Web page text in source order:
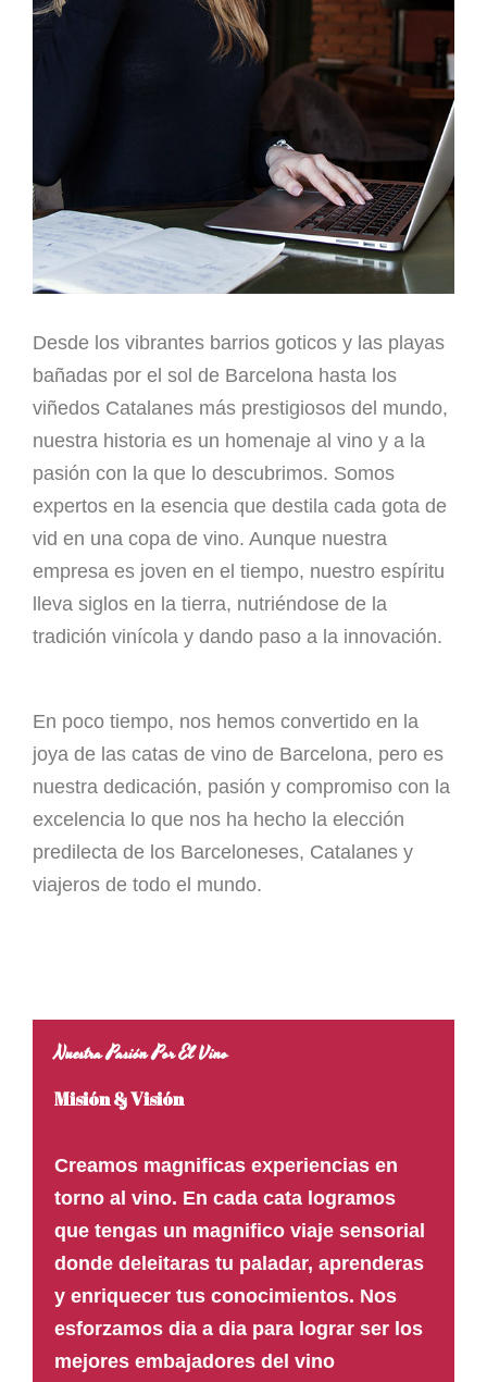
Desde los vibrantes barrios goticos y las playas
bañadas por el sol de Barcelona hasta los
viñedos Catalanes más prestigiosos del mundo,
nuestra historia es un homenaje al vino y a la
pasión con la que lo descubrimos. Somos
expertos en la esencia que destila cada gota de
vid en una copa de vino. Aunque nuestra
empresa es joven en el tiempo, nuestro espíritu
lleva siglos en la tierra, nutriéndose de la
tradición vinícola y dando paso a la innovación.
En poco tiempo, nos hemos convertido en la
joya de las catas de vino de Barcelona, pero es
nuestra dedicación, pasión y compromiso con la
excelencia lo que nos ha hecho la elección
predilecta de los Barceloneses, Catalanes y
viajeros de todo el mundo.
Nuestra Pasión Por El Vino
Misión & Visión
Creamos magnificas experiencias en
torno al vino. En cada cata logramos
que tengas un magnifico viaje sensorial
donde deleitaras tu paladar, aprenderas
y enriquecer tus conocimientos. Nos
esforzamos dia a dia para lograr ser los
mejores embajadores del vino